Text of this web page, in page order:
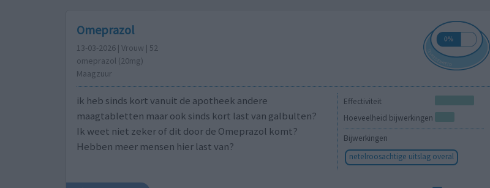
Omeprazol
13-03-2026 | Vrouw | 52
omeprazol (20mg)
Maagzuur
Effectiviteit
Hoeveelheid bijwerkingen
Bijwerkingen
netelroosachtige uitslag overal
ik heb sinds kort vanuit de apotheek andere
maagtabletten maar ook sinds kort last van galbulten?
Ik weet niet zeker of dit door de Omeprazol komt?
Hebben meer mensen hier last van?